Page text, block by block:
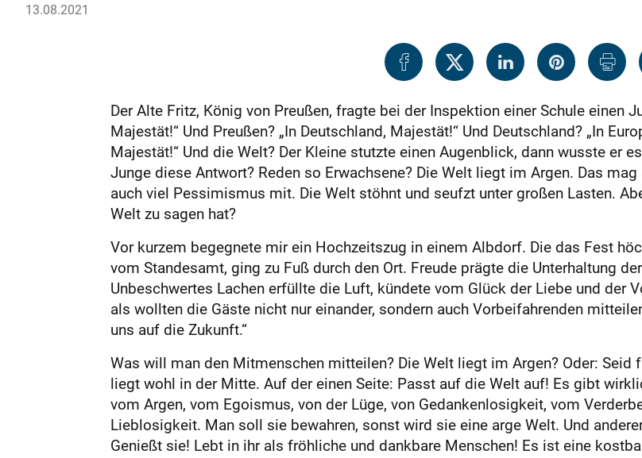
13.08.2021
Der Alte Fritz, König von Preußen, fragte bei der Inspektion einer Schule einen
Majestät!“ Und Preußen? „In Deutschland, Majestät!“ Und Deutschland? „In
Majestät!“ Und die Welt? Der Kleine stutzte einen Augenblick, dann wusste er
Junge diese Antwort? Reden so Erwachsene? Die Welt liegt im Argen. Das
auch viel Pessimismus mit. Die Welt stöhnt und seufzt unter großen Lasten.
Welt zu sagen hat?
Vor kurzem begegnete mir ein Hochzeitszug in einem Albdorf. Die das Fest
vom Standesamt, ging zu Fuß durch den Ort. Freude prägte die Unterhaltung
Unbeschwertes Lachen erfüllte die Luft, kündete vom Glück der Liebe und der
als wollten die Gäste nicht nur einander, sondern auch Vorbeifahrenden
uns auf die Zukunft.“
Was will man den Mitmenschen mitteilen? Die Welt liegt im Argen? Oder:
liegt wohl in der Mitte. Auf der einen Seite: Passt auf die Welt auf! Es gibt
vom Argen, vom Egoismus, von der Lüge, von Gedankenlosigkeit, vom
Lieblosigkeit. Man soll sie bewahren, sonst wird sie eine arge Welt. Und
Genießt sie! Lebt in ihr als fröhliche und dankbare Menschen! Es ist eine